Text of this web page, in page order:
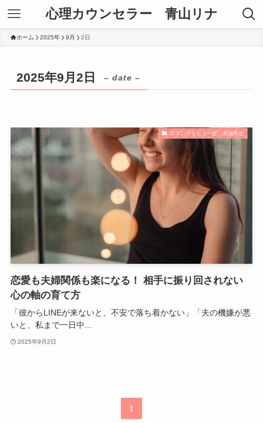
心理カウンセラー 青山リナ
ホーム 2025年 9月 2日
2025年9月2日 – date –
ロマンスをもう一度♡夫婦再生
恋愛も夫婦関係も楽になる！ 相手に振り回されない
心の軸の育て方
「彼からLINEが来ないと、不安で落ち着かない」「夫の機嫌が悪
いと、私まで一日中...
2025年9月2日
1